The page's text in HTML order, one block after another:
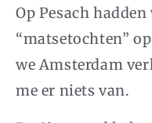
Op Pesach
“matsetochten”
we Amsterdam
me er niets van.